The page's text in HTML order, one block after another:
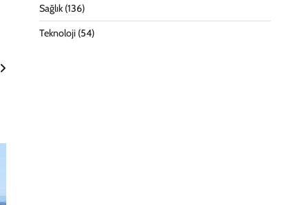
Sağlık(136)
Teknoloji(54)